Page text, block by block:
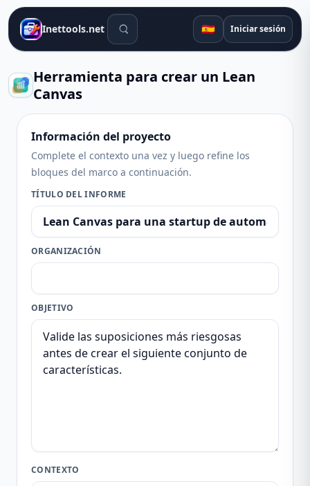
Inettools.net Herramientas de búsqueda
🇪🇸 Iniciar sesión
Herramienta para crear un Lean
Canvas
Información del proyecto
Complete el contexto una vez y luego refine los
bloques del marco a continuación.
TÍTULO DEL INFORME
ORGANIZACIÓN
OBJETIVO
CONTEXTO